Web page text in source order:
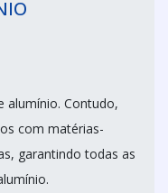
alumínio. Contudo,
com matérias-
garantindo todas as